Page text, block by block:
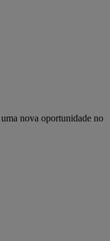
nova oportunidade no